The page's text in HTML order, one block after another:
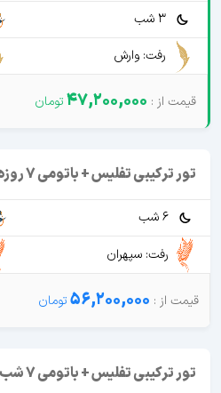
3 شب
رفت: وارش
47,200,000
تور ترکیبی تفلیس + باتومی 7 روزه پرواز سپهران
6 شب
رفت: سپهران
56,200,000
تور ترکیبی تفلیس + باتومی 7 شب